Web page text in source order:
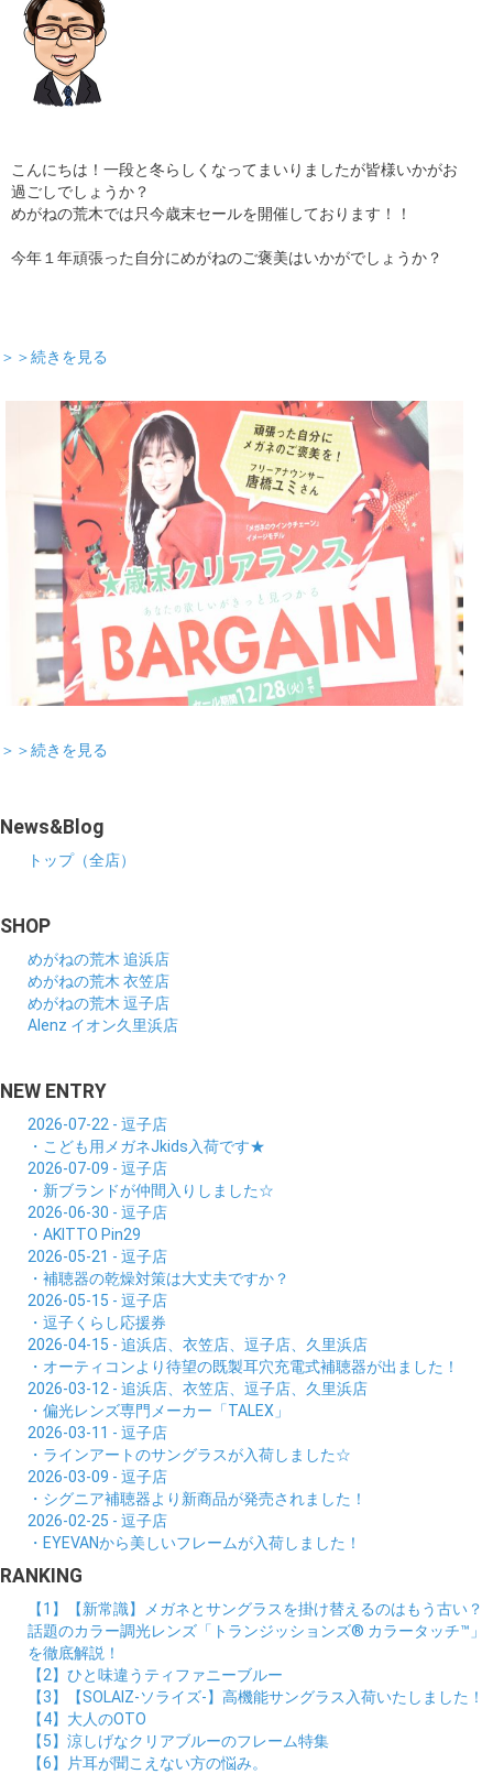
こんにちは！一段と冬らしくなってまいりましたが皆様いかがお
過ごしでしょうか？
めがねの荒木では只今歳末セールを開催しております！！
今年１年頑張った自分にめがねのご褒美はいかがでしょうか？
＞＞続きを見る
＞＞続きを見る
News&Blog
トップ（全店）
SHOP
めがねの荒木 追浜店
めがねの荒木 衣笠店
めがねの荒木 逗子店
Alenz イオン久里浜店
NEW ENTRY
2026-07-22 - 逗子店
・こども用メガネJkids入荷です★
2026-07-09 - 逗子店
・新ブランドが仲間入りしました☆
2026-06-30 - 逗子店
・AKITTO Pin29
2026-05-21 - 逗子店
・補聴器の乾燥対策は大丈夫ですか？
2026-05-15 - 逗子店
・逗子くらし応援券
2026-04-15 - 追浜店、衣笠店、逗子店、久里浜店
・オーティコンより待望の既製耳穴充電式補聴器が出ました！
2026-03-12 - 追浜店、衣笠店、逗子店、久里浜店
・偏光レンズ専門メーカー「TALEX」
2026-03-11 - 逗子店
・ラインアートのサングラスが入荷しました☆
2026-03-09 - 逗子店
・シグニア補聴器より新商品が発売されました！
2026-02-25 - 逗子店
・EYEVANから美しいフレームが入荷しました！
RANKING
【1】【新常識】メガネとサングラスを掛け替えるのはもう古い？
話題のカラー調光レンズ「トランジッションズ® カラータッチ™」
を徹底解説！
【2】ひと味違うティファニーブルー
【3】【SOLAIZ-ソライズ-】高機能サングラス入荷いたしました！
【4】大人のOTO
【5】涼しげなクリアブルーのフレーム特集
【6】片耳が聞こえない方の悩み。